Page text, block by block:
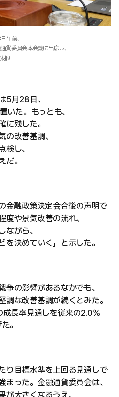
午前、
貨委員会本会議に出席し、
団
5月28日、
いた。もっとも、
に残した。
の改善基調、
検し、
だ。
金融政策決定会合後の声明で
度や景気改善の流れ、
ながら、
を決めていく」と示した。
争の影響があるなかでも、
調な改善基調が続くとみた。
長率見通しを従来の2.0%
。
り目標水準を上回る見通しで
まった。金融通貨委員会は、
が大きくなるうえ、